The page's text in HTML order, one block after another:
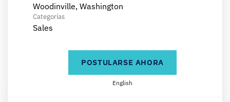
Categorías
Sales
POSTULARSE AHORA
English